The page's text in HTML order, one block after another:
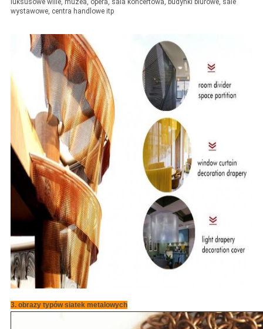
luksusowe wille, muzea, opera, sala koncertowa, budynki biurowe, sale
wystawowe, centra handlowe itp
3. obrazy typów siatek metalowych